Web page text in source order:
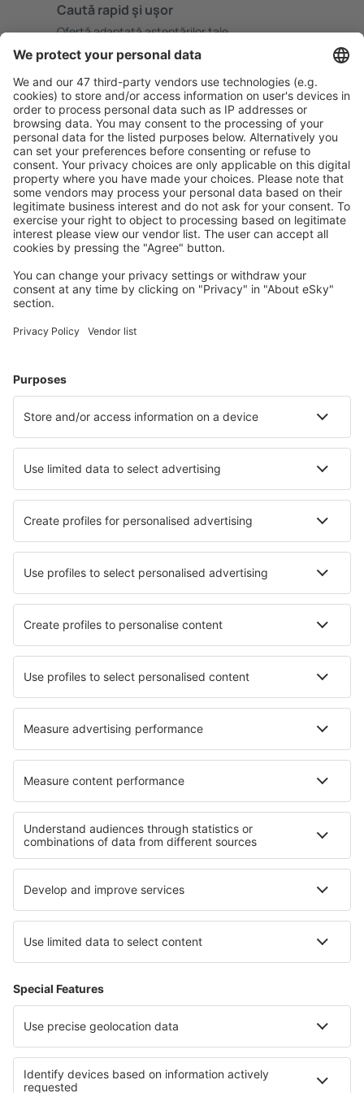
Caută rapid şi uşor
Ofertă adaptată aşteptărilor tale.
Planifică ȋn siguranţă
Rezervare fără griji cu opțiune gratuită de anulare.
Economiseşte mai mult
Prețuri atractive și oferte speciale pentru utilizatorii
conectați.
Cazarea preferată
Alege din peste 1,3 mil. de opţiuni: hoteluri, cabane,
Cele mai căutate hoteluri de către utilizatorii eSky
Hoteluri în Zell Am See
Hoteluri în Graz Hoteluri în Viena Hoteluri în Solden
Hoteluri în Kaprun Hoteluri în Wald im Pinzgau
Hoteluri în Wildschoenau Hoteluri în Berwang
Cele mai bune hoteluri - orașe
Hoteluri în Sutton Hoteluri în Trie-chateau
Hoteluri în Marina di Davoli Hoteluri în Fockelberg
Hoteluri în Les Essards Hoteluri în Lukácsháza
Cele mai bune hoteluri - regiuni
Hoteluri in Neusiedlersee Hoteluri in Stubaital
Hoteluri in Austria Superioar Hoteluri în Zell am See
Hoteluri în Kleinwalsertal
Hoteluri in Bohemian Forest Hoteluri in Tracia